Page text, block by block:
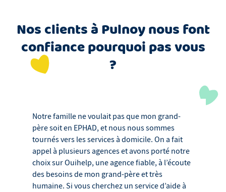
Nos clientsàPulnoynous font
confiance pourquoi pas vous
?
Notre famille ne voulait pas que mon grand-
père soit en EPHAD, et nous nous sommes
tournés vers les services à domicile. On a fait
appel à plusieurs agences et avons porté notre
choix sur Ouihelp, une agence fiable, à l’écoute
des besoins de mon grand-père et très
humaine. Si vous cherchez un service d’aide à